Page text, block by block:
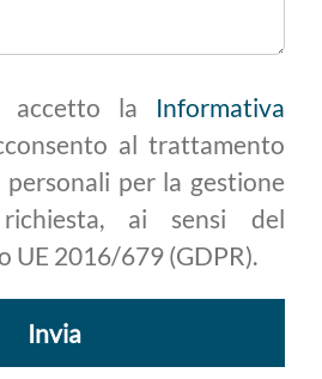
la Informativa
al trattamento
per la gestione
ai sensi del
UE 2016/679 (GDPR).